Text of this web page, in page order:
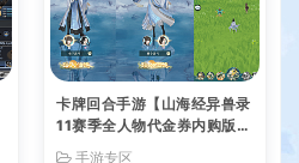
卡牌回合手游【山海经异兽录
11赛季全人物代金券内购版】
手游专区